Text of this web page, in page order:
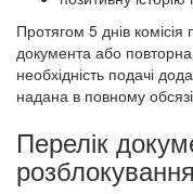
Протягом 5 днів комісія
документа або
необхідність подачі
надана в повному
Перелік